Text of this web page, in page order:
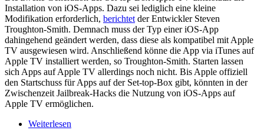
Installation von iOS-Apps. Dazu sei lediglich eine kleine
Modifikation erforderlich, berichtet der Entwickler Steven
Troughton-Smith. Demnach muss der Typ einer iOS-App
dahingehend geändert werden, dass diese als kompatibel mit Apple
TV ausgewiesen wird. Anschließend könne die App via iTunes auf
Apple TV installiert werden, so Troughton-Smith. Starten lassen
sich Apps auf Apple TV allerdings noch nicht. Bis Apple offiziell
den Startschuss für Apps auf der Set-top-Box gibt, könnten in der
Zwischenzeit Jailbreak-Hacks die Nutzung von iOS-Apps auf
Apple TV ermöglichen.
Weiterlesen